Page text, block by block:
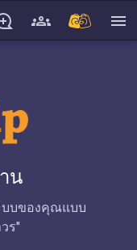
menu
น
บบของคุณแบบ
ร"